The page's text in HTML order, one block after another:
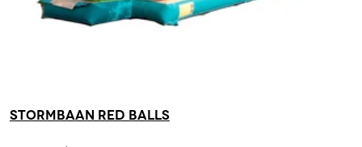
Stormbaan Red Balls